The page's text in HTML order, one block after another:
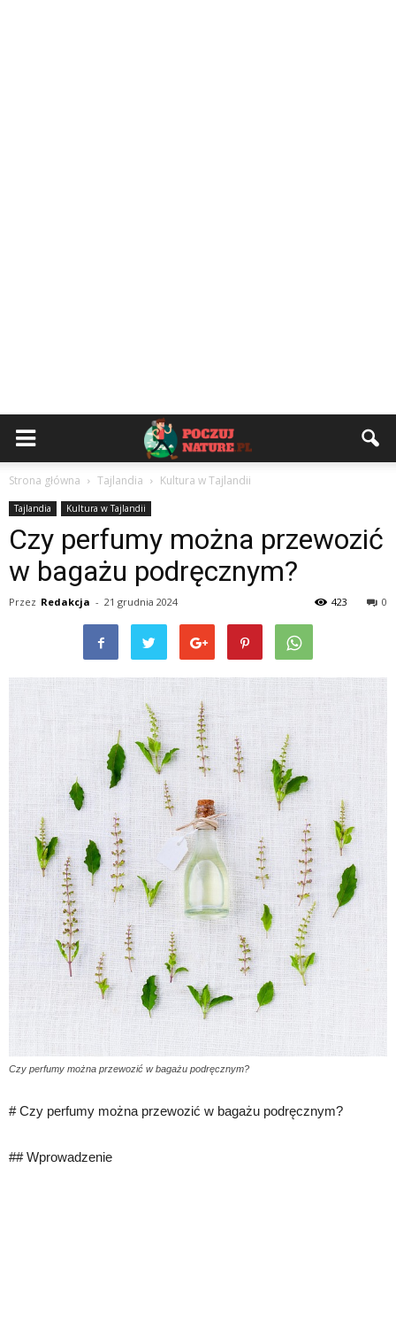
Strona główna Tajlandia Kultura w Tajlandii
Tajlandia Kultura w Tajlandii
Czy perfumy można przewozić
w bagażu podręcznym?
Przez Redakcja - 21 grudnia 2024 0
423
Czy perfumy można przewozić w bagażu podręcznym?
# Czy perfumy można przewozić w bagażu podręcznym?
## Wprowadzenie